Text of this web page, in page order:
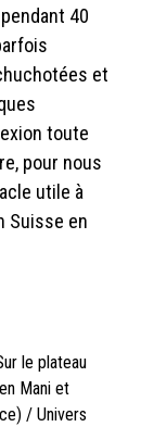
40
et
toute
pour nous
utile à
Suisse en
le plateau
Mani et
/ Univers